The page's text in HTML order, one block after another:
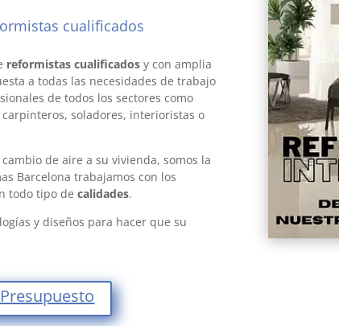
cualificados
reformistas cualificados y con amplia
a todas las necesidades de trabajo
de todos los sectores como
soladores, interioristas o
de aire a su vivienda, somos la
Barcelona trabajamos con los
todo tipo decalidades.
y diseños para hacer que su